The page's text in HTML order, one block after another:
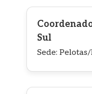
Sul
Sede: Pelotas/